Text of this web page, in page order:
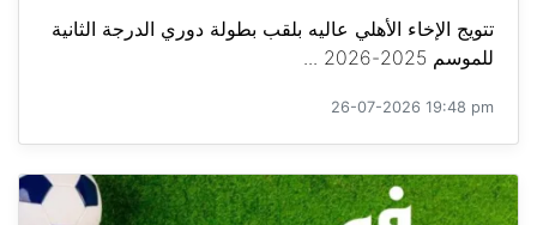
تتويج الإخاء الأهلي عاليه بلقب بطولة دوري الدرجة الثانية
للموسم 2025-2026 ...
26-07-2026 19:48 pm